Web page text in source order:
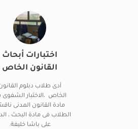
اختبارات أبحاث
القانون الخاص
أدى طلاب دبلوم
الخاص ،الاختبار الشفوى
مادة القانون المدنى
الطلاب فى مادة البحث ،
على باشا خليفة.